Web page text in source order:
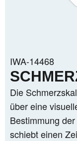
MEDIZIN
IWA-14468
Die
über eine
Bestimmung
schiebt einen